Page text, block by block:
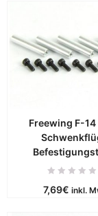
Freewing F-
7,69€ inkl.